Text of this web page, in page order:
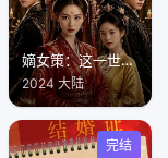
嫡女策：这一世我绝不认命
2024 大陆
完结